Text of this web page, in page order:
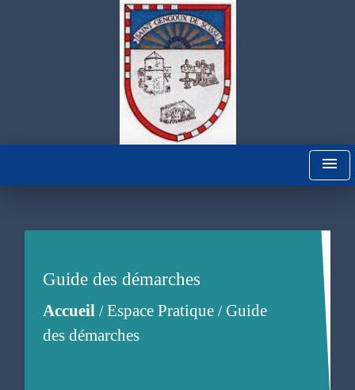
menu
Guide des démarches
Accueil/Espace Pratique/Guide
des démarches